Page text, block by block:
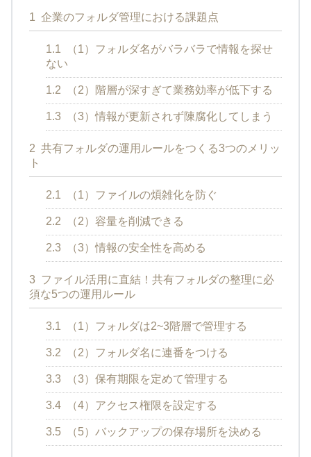
1 企業のフォルダ管理における課題点
1.1
（1）フォルダ名がバラバラで情報を探せ
ない
1.2 （2）階層が深すぎて業務効率が低下する
1.3 （3）情報が更新されず陳腐化してしまう
2 共有フォルダの運用ルールをつくる3つのメリッ
ト
2.1 （1）ファイルの煩雑化を防ぐ
2.2 （2）容量を削減できる
2.3 （3）情報の安全性を高める
3 ファイル活用に直結！共有フォルダの整理に必
須な5つの運用ルール
3.1 （1）フォルダは2~3階層で管理する
3.2 （2）フォルダ名に連番をつける
3.3 （3）保有期限を定めて管理する
3.4 （4）アクセス権限を設定する
3.5 （5）バックアップの保存場所を決める